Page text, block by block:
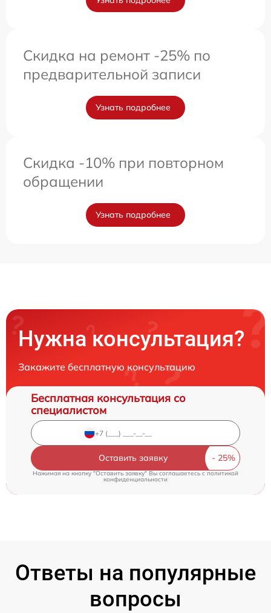
Скидка на ремонт -25% по
предварительной записи
Узнать подробнее
Скидка -10% при повторном
обращении
Узнать подробнее
Нужна консультация?
Закажите бесплатную консультацию
Бесплатная консультация со
специалистом
Оставить заявку
Нажимая на кнопку "Оставить заявку" Вы соглашаетесь c политикой
конфиденциальности
Ответы на популярные
вопросы